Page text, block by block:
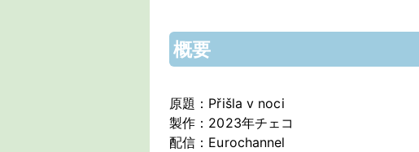
概要
原題：Přišla v noci
製作：2023年チェコ
配信：Eurochannel